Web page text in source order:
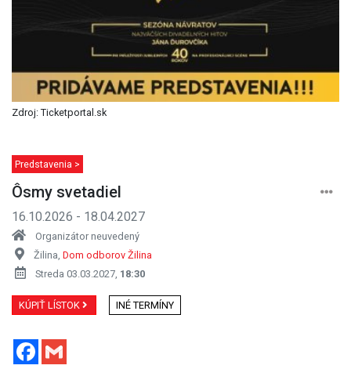
Zdroj: Ticketportal.sk
Predstavenia >
Ôsmy svetadiel
16.10.2026 - 18.04.2027
Organizátor neuvedený
Žilina, Dom odborov Žilina
Streda 03.03.2027, 18:30
KÚPIŤ LÍSTOK INÉ TERMÍNY
Facebook